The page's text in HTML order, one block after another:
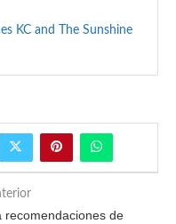
KC and The Sunshine
recomendaciones de